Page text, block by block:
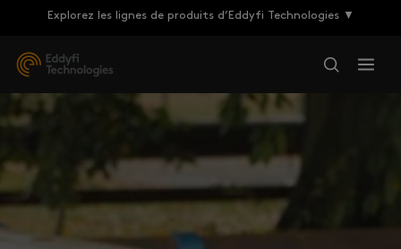
Explorez les lignes de produits d’Eddyfi Technologies ▼